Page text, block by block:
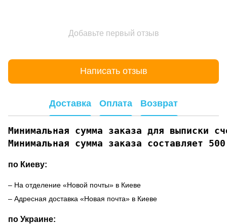
Добавьте первый отзыв
Написать отзыв
Доставка Оплата Возврат
Минимальная сумма заказа для выписки
Минимальная сумма заказа составляет
по Киеву:
– На отделение «Новой почты» в Киеве
– Адресная доставка «Новая почта» в Киеве
по Украине: